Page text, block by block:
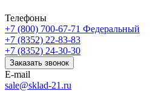
Телефоны
+7 (800) 700-67-71 Федеральный
+7 (8352) 22-83-83
+7 (8352) 24-30-30
Заказать звонок
E-mail
sale@sklad-21.ru